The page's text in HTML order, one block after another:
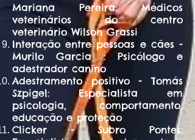
Mariana Pereira: Médicos
veterinários do centro
veterinário Wilson Grassi
Interação entre pessoas e cães -
Murilo Garcia : Psicólogo e
adestrador canino
Adestramento positivo - Tomás
Szpigel: Especialista em
psicologia, comportamento,
educação e proteção
Clicker - Subro Pontes: